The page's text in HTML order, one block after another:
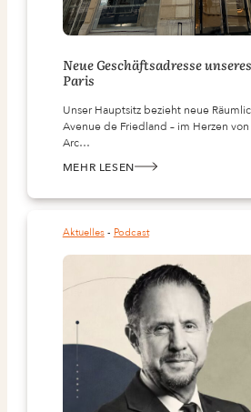
Neue Geschäftsadresse
Paris
Unser Hauptsitz bezieht neue
Avenue de Friedland – im Herzen
Arc…
MEHR LESEN
:
UNSERES
IN
PARIS
Aktuelles - Podcast